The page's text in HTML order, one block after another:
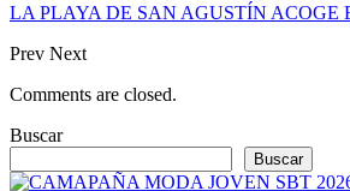
LA PLAYA DE SAN AGUSTÍN ACOGE
Prev Next
Comments are closed.
Buscar
Buscar